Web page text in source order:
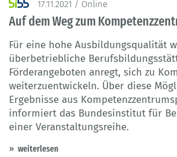
17.11.2021 / Online
Auf dem Weg zum
Für eine hohe Ausbildungsqualität
überbetriebliche
Förderangeboten anregt, sich zu
weiterzuentwickeln. Über diese
Ergebnisse aus
informiert das Bundesinstitut für
einer Veranstaltungsreihe.
weiterlesen